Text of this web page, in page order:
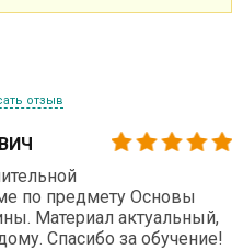
отзыв
по предмету Основы
Материал актуальный,
Спасибо за обучение!